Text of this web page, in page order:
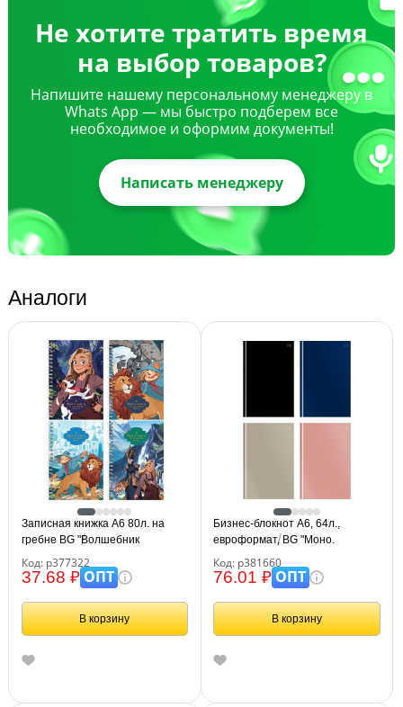
Не хотите тратить время
на выбор товаров?
Напишите нашему персональному менеджеру в
Whats App — мы быстро подберем все
необходимое и оформим документы!
Написать менеджеру
Аналоги
Записная книжка А6 80л. на
гребне BG "Волшебник
Код: р377322
37.68 ₽ОПТ
В корзину
Бизнес-блокнот А6, 64л.,
евроформат, BG "Моно.
ламинация
Код: р381660
76.01 ₽ОПТ
В корзину